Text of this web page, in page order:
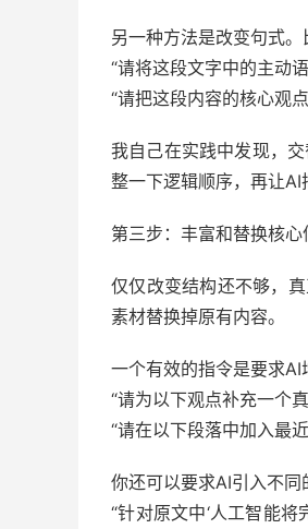
另一种方法是改变句式。
“请将这段文字中的主动
“请把这段内容的核心观
我自己在实践中发现，
整一下逻辑顺序，再让AI
第三步：丰富和替换核心
仅仅改变结构还不够，
素材替换掉原有内容。
一个有效的指令是要求AI
“请为以下观点补充一个
“请在以下段落中加入最
你还可以要求AI引入不同
“针对原文中‘人工智能